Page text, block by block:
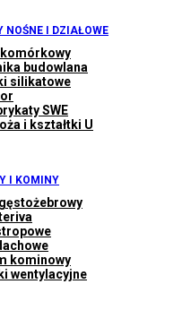
NOŚNE I DZIAŁOWE
komórkowy
budowlana
silikatowe
SWE
i kształtki U
I KOMINY
kominowy
wentylacyjne